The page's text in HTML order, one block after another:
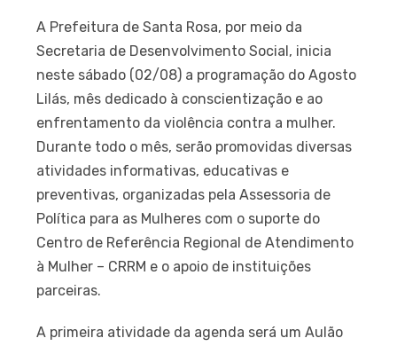
A Prefeitura de Santa Rosa, por meio da
Secretaria de Desenvolvimento Social, inicia
neste sábado (02/08) a programação do Agosto
Lilás, mês dedicado à conscientização e ao
enfrentamento da violência contra a mulher.
Durante todo o mês, serão promovidas diversas
atividades informativas, educativas e
preventivas, organizadas pela Assessoria de
Política para as Mulheres com o suporte do
Centro de Referência Regional de Atendimento
à Mulher – CRRM e o apoio de instituições
parceiras.
A primeira atividade da agenda será um Aulão